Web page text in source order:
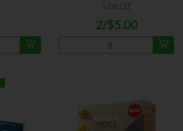
5.08 OZ
2/$5.00